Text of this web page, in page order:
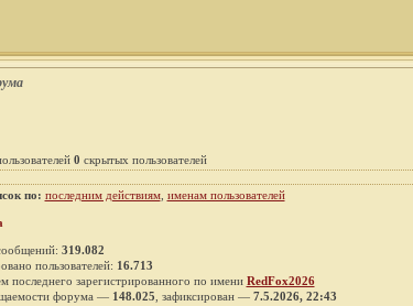
0 скрытых пользователей
по: последним действиям, именам пользователей
319.082
пользователей: 16.713
последнего зарегистрированного по имени RedFox2026
форума — 148.025 , зафиксирован — 7.5.2026, 22:43